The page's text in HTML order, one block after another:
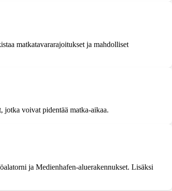
matkatavararajoitukset ja mahdolliset
jotka voivat pidentää matka-aikaa.
ja Medienhafen-aluerakennukset. Lisäksi